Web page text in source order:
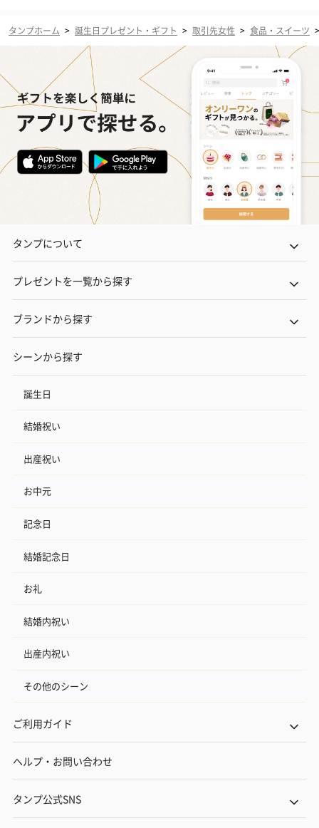
タンプホーム > 誕生日プレゼント・ギフト > 取引先女性 > 食品・スイーツ
タンプについて
プレゼントを一覧から探す
ブランドから探す
シーンから探す
誕生日
結婚祝い
出産祝い
お中元
記念日
結婚記念日
お礼
結婚内祝い
出産内祝い
その他のシーン
ご利用ガイド
ヘルプ・お問い合わせ
タンプ公式SNS